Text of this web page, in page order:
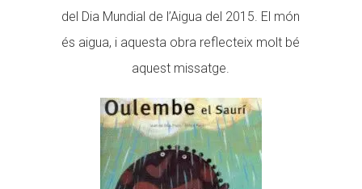
del Dia Mundial de l’Aigua del 2015. El món
és aigua, i aquesta obra reflecteix molt bé
aquest missatge.